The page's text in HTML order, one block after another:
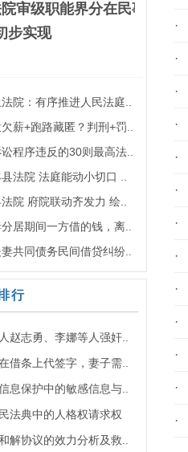
审级职能界分在民事
步实现
院：有序推进人民法庭..
薪+跑路藏匿？判刑+罚..
程序违反的30则最高法..
法院 法庭能动小切口 ..
院 府院联动齐发力 绘..
居期间一方借的钱，离..
共同债务民间借贷纠纷..
行
赵志勇、李娜等人强奸..
借条上代签字，妻子需..
息保护中的敏感信息与..
法典中的人格权请求权
解协议的效力分析及救..
·
·
·
·
·
·
·
·
·
·
·
·
·